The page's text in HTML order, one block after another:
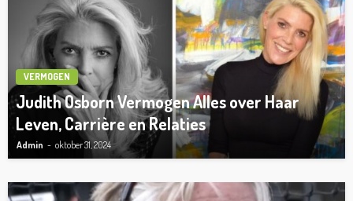
VERMOGEN
Judith Osborn Vermogen Alles over Haar
Leven, Carrière en Relaties
Admin oktober 31, 2024